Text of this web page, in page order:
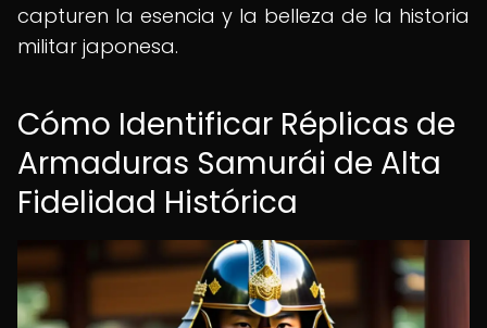
capturen la esencia y la belleza de la historia
militar japonesa.
Cómo Identificar Réplicas de
Armaduras Samurái de Alta
Fidelidad Histórica